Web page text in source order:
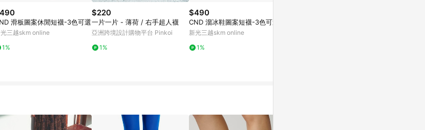
滑板圖案休閒短襪-3色可選
三越skm online
1%
$220
一片一片 - 薄荷 / 右手超人襪
亞洲跨境設計購物平台 Pinkoi
1%
$490
CND 溜冰鞋圖案短襪-3色可選
新光三越skm online
1%